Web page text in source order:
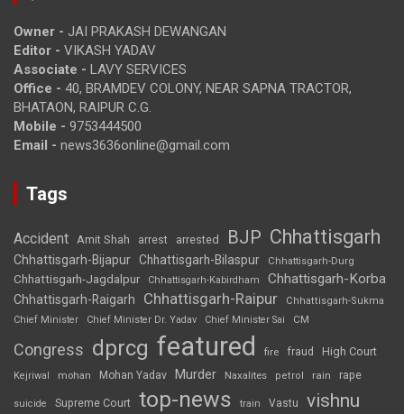
Owner - JAI PRAKASH DEWANGAN
Editor - VIKASH YADAV
Associate - LAVY SERVICES
Office - 40, BRAMDEV COLONY, NEAR SAPNA TRACTOR,
BHATAON, RAIPUR C.G.
Mobile - 9753444500
Email - news3636online@gmail.com
Tags
Accident Amit Shah arrest arrested BJP Chhattisgarh
Chhattisgarh-Bijapur Chhattisgarh-Bilaspur Chhattisgarh-Durg
Chhattisgarh-Jagdalpur Chhattisgarh-Kabirdham Chhattisgarh-Korba
Chhattisgarh-Raigarh Chhattisgarh-Raipur
Chhattisgarh-Sukma
Chief Minister
Chief Minister Dr. Yadav Chief Minister Sai CM
Congress dprcg featured fire fraud High Court
Kejriwal mohan Mohan Yadav Murder Naxalites petrol rain rape
suicide Supreme Court top-news train Vastu vishnu